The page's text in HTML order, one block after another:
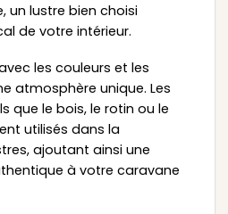
un lustre bien choisi
de votre intérieur.
les couleurs et les
atmosphère unique. Les
que le bois, le rotin ou le
utilisés dans la
ajoutant ainsi une
à votre caravane